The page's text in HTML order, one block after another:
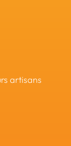
artisans